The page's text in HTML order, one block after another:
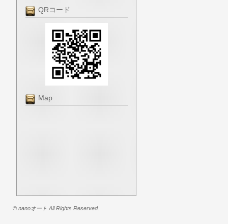
QRコード
Map
© nanoオート All Rights Reserved.